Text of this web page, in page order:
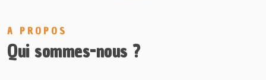
A PROPOS
Qui sommes-nous ?